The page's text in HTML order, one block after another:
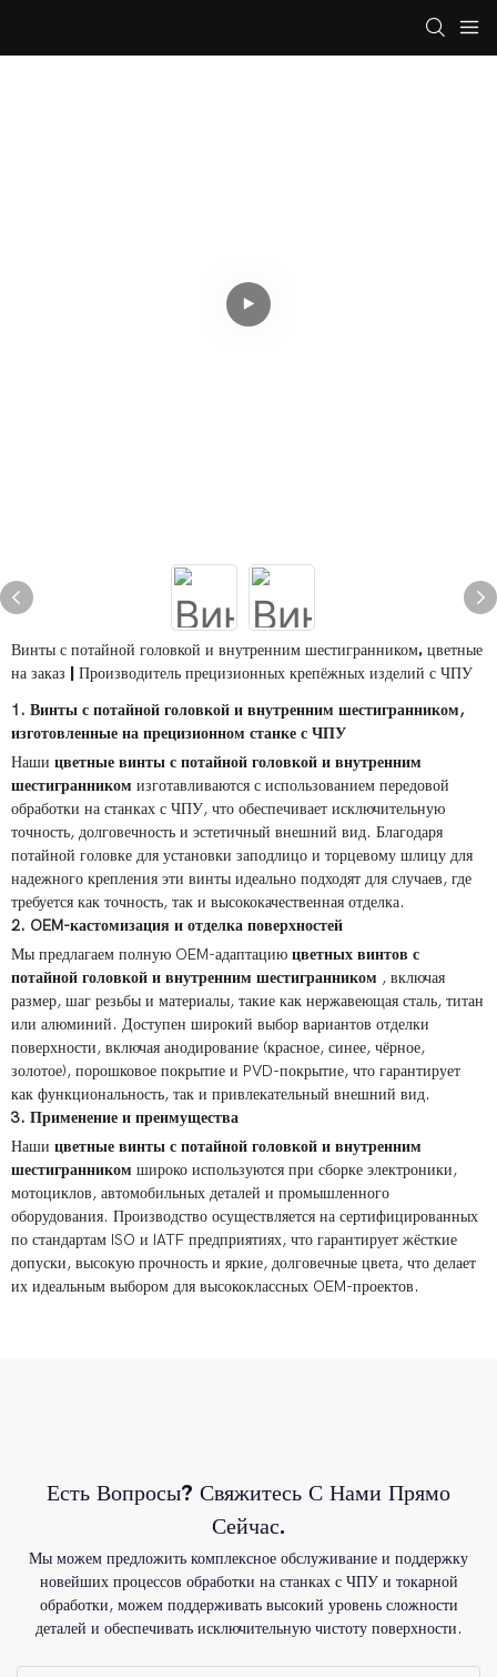
Винты с потайной головкой и внутренним шестигранником, цветные
на заказ | Производитель прецизионных крепёжных изделий с ЧПУ
1. Винты с потайной головкой и внутренним шестигранником,
изготовленные на прецизионном станке с ЧПУ
Наши цветные винты с потайной головкой и внутренним
шестигранником изготавливаются с использованием передовой
обработки на станках с ЧПУ, что обеспечивает исключительную
точность, долговечность и эстетичный внешний вид. Благодаря
потайной головке для установки заподлицо и торцевому шлицу для
надежного крепления эти винты идеально подходят для случаев, где
требуется как точность, так и высококачественная отделка.
2. OEM-кастомизация и отделка поверхностей
Мы предлагаем полную OEM-адаптацию цветных винтов с
потайной головкой и внутренним шестигранником , включая
размер, шаг резьбы и материалы, такие как нержавеющая сталь, титан
или алюминий. Доступен широкий выбор вариантов отделки
поверхности, включая анодирование (красное, синее, чёрное,
золотое), порошковое покрытие и PVD-покрытие, что гарантирует
как функциональность, так и привлекательный внешний вид.
3. Применение и преимущества
Наши цветные винты с потайной головкой и внутренним
шестигранником широко используются при сборке электроники,
мотоциклов, автомобильных деталей и промышленного
оборудования. Производство осуществляется на сертифицированных
по стандартам ISO и IATF предприятиях, что гарантирует жёсткие
допуски, высокую прочность и яркие, долговечные цвета, что делает
их идеальным выбором для высококлассных OEM-проектов.
Есть Вопросы? Свяжитесь С Нами Прямо
Сейчас.
Мы можем предложить комплексное обслуживание и поддержку
новейших процессов обработки на станках с ЧПУ и токарной
обработки, можем поддерживать высокий уровень сложности
деталей и обеспечивать исключительную чистоту поверхности.